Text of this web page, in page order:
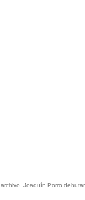
archivo. Joaquín Porro